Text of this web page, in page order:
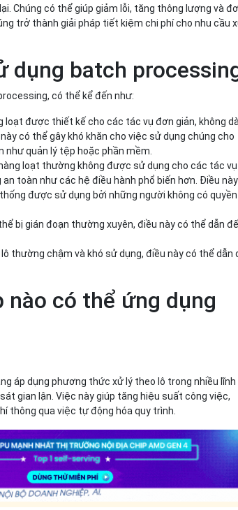
Chúng có thể giúp giảm lỗi, tăng thông lượng và
trở thành giải pháp tiết kiệm chi phí cho nhu cầu
dụng batch
có thể kể đến như:
loạt được thiết kế cho các tác vụ đơn giản, không
có thể gây khó khăn cho việc sử dụng chúng cho
quản lý tệp hoặc phần mềm.
loạt thường không được sử dụng cho các tác vụ
toàn như các hệ điều hành phổ biến hơn. Điều
được sử dụng bởi những người không có quyền
bị gián đoạn thường xuyên, điều này có thể dẫn
thường chậm và khó sử dụng, điều này có thể dẫn
có thể ứng dụng
áp dụng phương thức xử lý theo lô trong nhiều lĩnh
gian lận. Việc này giúp tăng hiệu suất công việc,
thông qua việc tự động hóa quy trình.